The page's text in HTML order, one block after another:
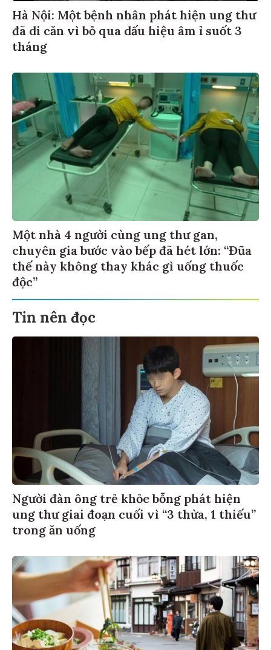
Hà Nội: Một bệnh nhân phát hiện ung thư
đã di căn vì bỏ qua dấu hiệu âm ỉ suốt 3
tháng
Một nhà 4 người cùng ung thư gan,
chuyên gia bước vào bếp đã hét lớn: “Đũa
thế này không thay khác gì uống thuốc
độc”
Tin nên đọc
Người đàn ông trẻ khỏe bỗng phát hiện
ung thư giai đoạn cuối vì “3 thừa, 1 thiếu”
trong ăn uống